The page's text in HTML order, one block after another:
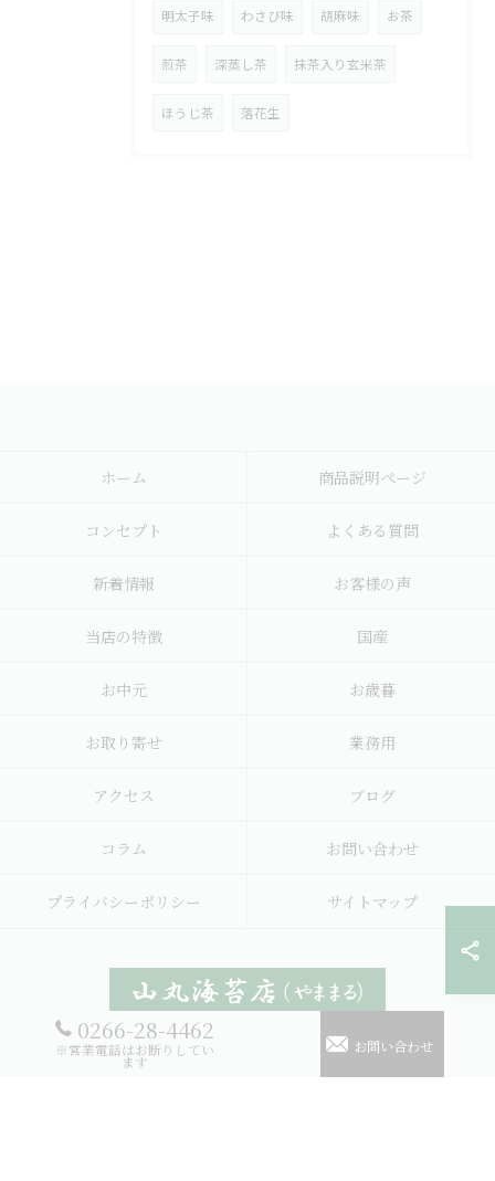
明太子味 わさび味 胡麻味 お茶
煎茶 深蒸し茶 抹茶入り玄米茶
ほうじ茶 落花生
0266-28-4462
※営業電話はお断りしてい
ます
お問い合わせ
ホーム 商品説明ページ
コンセプト よくある質問
新着情報 お客様の声
当店の特徴 国産
お中元 お歳暮
お取り寄せ 業務用
アクセス ブログ
コラム お問い合わせ
プライバシーポリシー サイトマップ
© 2026 海苔のギフトなら山丸海苔店 ALL RIGHTS RESERVED.